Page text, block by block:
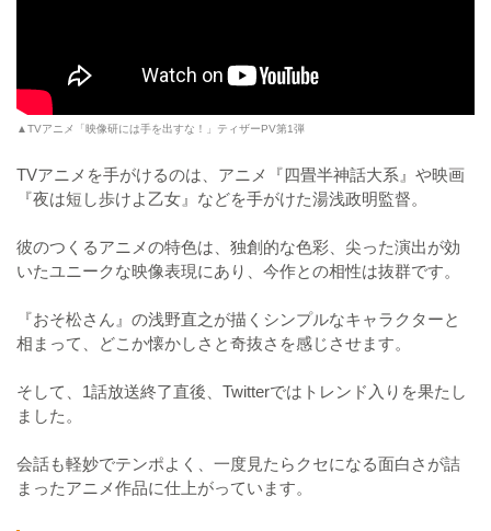
▲TVアニメ「映像研には手を出すな！」ティザーPV第1弾
TVアニメを手がけるのは、アニメ『四畳半神話大系』や映画
『夜は短し歩けよ乙女』などを手がけた湯浅政明監督。
彼のつくるアニメの特色は、独創的な色彩、尖った演出が効
いたユニークな映像表現にあり、今作との相性は抜群です。
『おそ松さん』の浅野直之が描くシンプルなキャラクターと
相まって、どこか懐かしさと奇抜さを感じさせます。
そして、1話放送終了直後、Twitterではトレンド入りを果たし
ました。
会話も軽妙でテンポよく、一度見たらクセになる面白さが詰
まったアニメ作品に仕上がっています。